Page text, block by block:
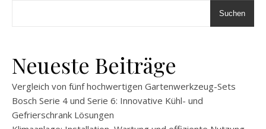
Suchen
Neueste Beiträge
Vergleich von fünf hochwertigen Gartenwerkzeug-Sets
Bosch Serie 4 und Serie 6: Innovative Kühl- und
Gefrierschrank Lösungen